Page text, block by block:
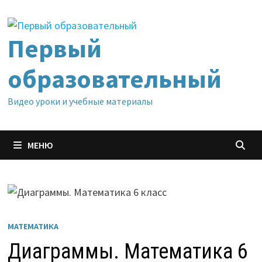
содержимому
Первый
образовательный
Видео уроки и учебные материалы
МЕНЮ
МАТЕМАТИКА
Диаграммы. Математика 6